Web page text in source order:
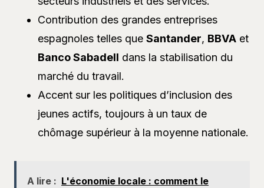
Contribution des grandes entreprises
espagnoles telles que Santander, BBVA et
Banco Sabadell dans la stabilisation du
marché du travail.
Accent sur les politiques d’inclusion des
jeunes actifs, toujours à un taux de
chômage supérieur à la moyenne nationale.
A lire : L'économie locale : comment le